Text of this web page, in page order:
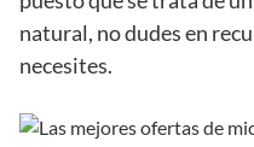
natural, no dudes en
necesites.